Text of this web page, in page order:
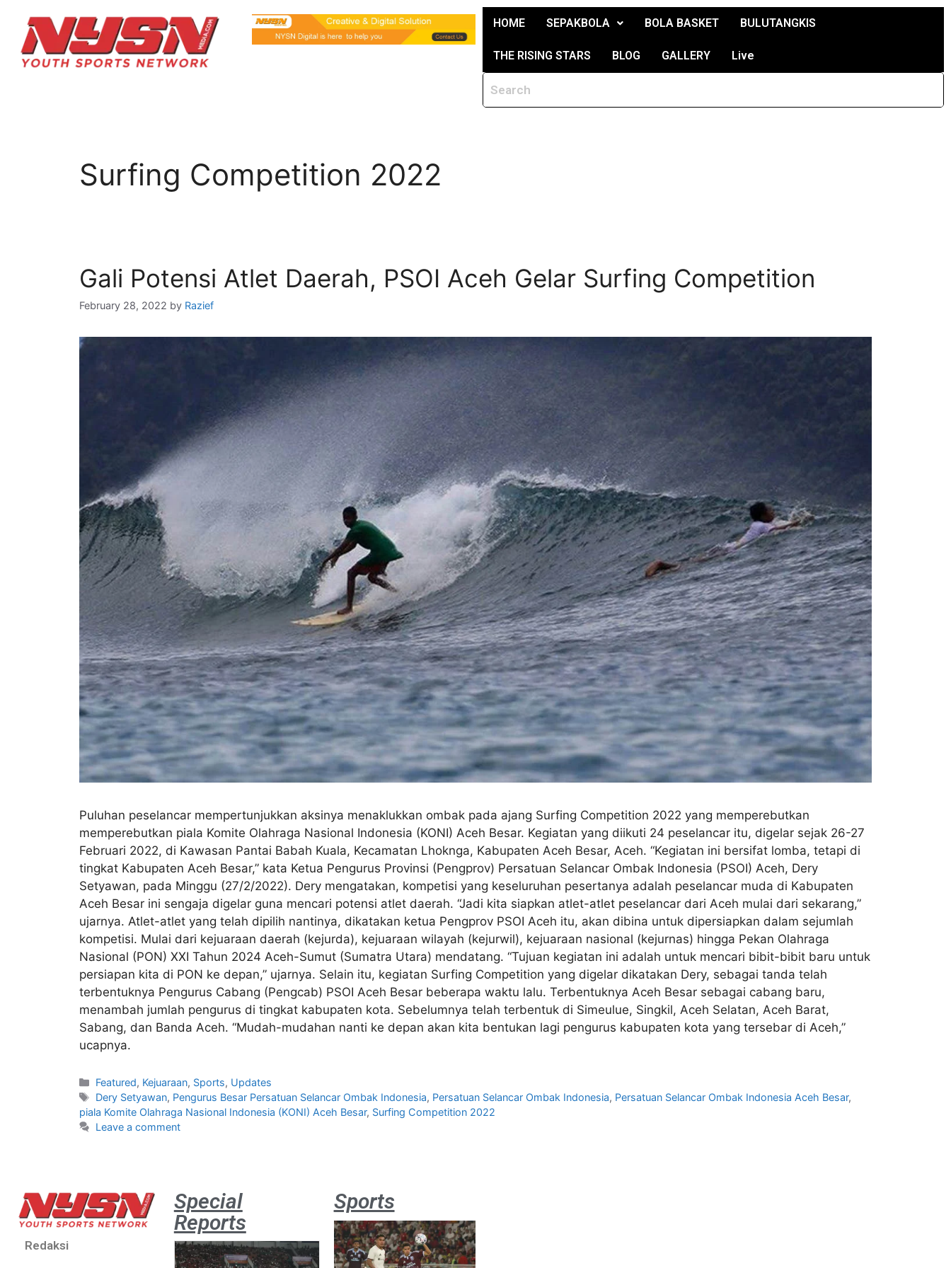
HOME SEPAKBOLA BOLA BASKET BULUTANGKIS
THE RISING STARS BLOG GALLERY Live
Surfing Competition 2022
Gali Potensi Atlet Daerah, PSOI Aceh Gelar Surfing Competition
February 28, 2022 by Razief
Puluhan peselancar mempertunjukkan aksinya menaklukkan ombak pada ajang Surfing Competition 2022 yang memperebutkan
memperebutkan piala Komite Olahraga Nasional Indonesia (KONI) Aceh Besar. Kegiatan yang diikuti 24 peselancar itu, digelar sejak 26-27
Februari 2022, di Kawasan Pantai Babah Kuala, Kecamatan Lhoknga, Kabupaten Aceh Besar, Aceh. “Kegiatan ini bersifat lomba, tetapi di
tingkat Kabupaten Aceh Besar,” kata Ketua Pengurus Provinsi (Pengprov) Persatuan Selancar Ombak Indonesia (PSOI) Aceh, Dery
Setyawan, pada Minggu (27/2/2022). Dery mengatakan, kompetisi yang keseluruhan pesertanya adalah peselancar muda di Kabupaten
Aceh Besar ini sengaja digelar guna mencari potensi atlet daerah. “Jadi kita siapkan atlet-atlet peselancar dari Aceh mulai dari sekarang,”
ujarnya. Atlet-atlet yang telah dipilih nantinya, dikatakan ketua Pengprov PSOI Aceh itu, akan dibina untuk dipersiapkan dalam sejumlah
kompetisi. Mulai dari kejuaraan daerah (kejurda), kejuaraan wilayah (kejurwil), kejuaraan nasional (kejurnas) hingga Pekan Olahraga
Nasional (PON) XXI Tahun 2024 Aceh-Sumut (Sumatra Utara) mendatang. “Tujuan kegiatan ini adalah untuk mencari bibit-bibit baru untuk
persiapan kita di PON ke depan,” ujarnya. Selain itu, kegiatan Surfing Competition yang digelar dikatakan Dery, sebagai tanda telah
terbentuknya Pengurus Cabang (Pengcab) PSOI Aceh Besar beberapa waktu lalu. Terbentuknya Aceh Besar sebagai cabang baru,
menambah jumlah pengurus di tingkat kabupaten kota. Sebelumnya telah terbentuk di Simeulue, Singkil, Aceh Selatan, Aceh Barat,
Sabang, dan Banda Aceh. “Mudah-mudahan nanti ke depan akan kita bentukan lagi pengurus kabupaten kota yang tersebar di Aceh,”
ucapnya.
Featured, Kejuaraan, Sports, Updates
Dery Setyawan, Pengurus Besar Persatuan Selancar Ombak Indonesia, Persatuan Selancar Ombak Indonesia, Persatuan Selancar Ombak Indonesia Aceh Besar,
piala Komite Olahraga Nasional Indonesia (KONI) Aceh Besar, Surfing Competition 2022
Leave a comment
Redaksi
Special
Reports
Sports